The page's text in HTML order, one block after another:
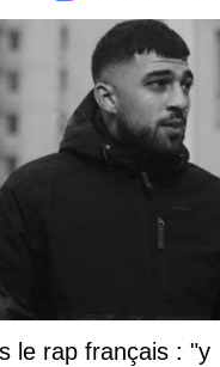
le rap français : "y